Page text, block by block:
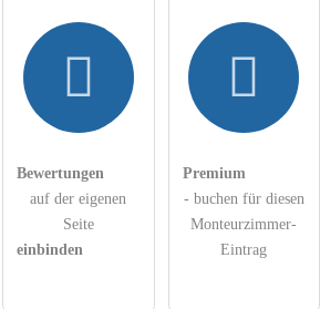
Bewertungen
auf der eigenen
Seite
einbinden
Premium
- buchen für diesen
Monteurzimmer-
Eintrag